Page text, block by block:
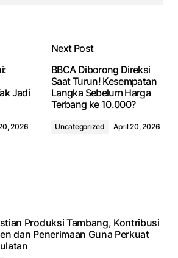
Jadi
2026
Next Post
BBCA Diborong Direksi
Saat Turun! Kesempatan
Langka Sebelum Harga
Terbang ke 10.000?
Uncategorized April 20, 2026
Produksi Tambang, Kontribusi
dan Penerimaan Guna Perkuat